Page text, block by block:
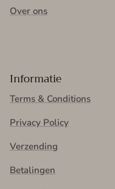
Over ons
Informatie
Terms & Conditions
Privacy Policy
Verzending
Betalingen